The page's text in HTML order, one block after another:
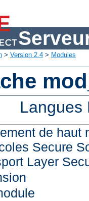
> Version 2.4 > Modules
de haut
Secure
Layer